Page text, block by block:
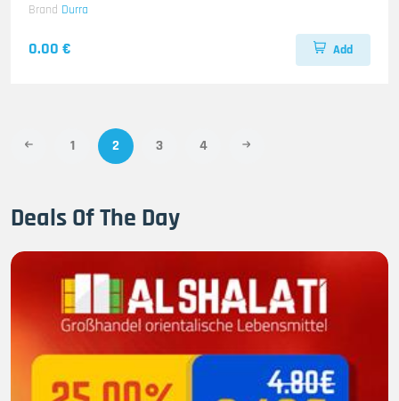
Brand Durra
0.00 € Add
1 2 3 4
Deals Of The Day